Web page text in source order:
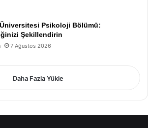
Üniversitesi Psikoloji Bölümü:
Şekillendirin
7 Ağustos 2026
Daha Fazla Yükle